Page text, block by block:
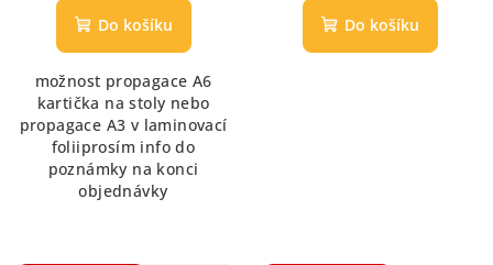
Do košíku
možnost propagace A6
kartička na stoly nebo
propagace A3 v laminovací
foliiprosím info do
poznámky na konci
objednávky
Do košíku